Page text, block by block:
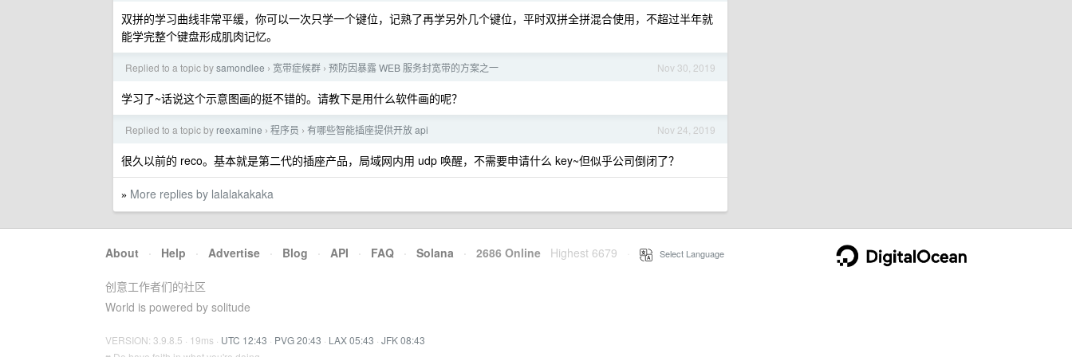
双拼的学习曲线非常平缓，你可以一次只学一个键位，记熟了再学另外几个键位，平时双拼全拼混合使用，不超过半年就
能学完整个键盘形成肌肉记忆。
Nov 30, 2019
Replied to a topic bysamondlee › 宽带症候群 › 预防因暴露 WEB 服务封宽带的方案之一
学习了~话说这个示意图画的挺不错的。请教下是用什么软件画的呢？
Nov 24, 2019
Replied to a topic by reexamine › 程序员 › 有哪些智能插座提供开放 api
很久以前的 reco。基本就是第二代的插座产品，局域网内用 udp 唤醒，不需要申请什么 key~但似乎公司倒闭了？
» More replies by lalalakakaka
About · Help · Advertise · Blog · API · FAQ · Solana · 2686 Online Highest 6679 Select Language
创意工作者们的社区
World is powered by solitude
VERSION: 3.9.8.5 · 19ms · UTC 12:43 · PVG 20:43 · LAX 05:43 · JFK 08:43